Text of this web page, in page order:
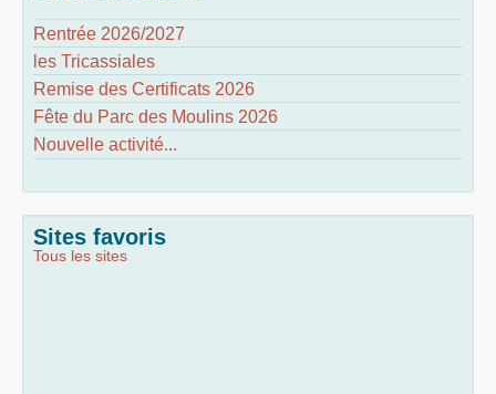
Rentrée 2026/2027
les Tricassiales
Remise des Certificats 2026
Fête du Parc des Moulins 2026
Nouvelle activité...
Sites favoris
Tous les sites